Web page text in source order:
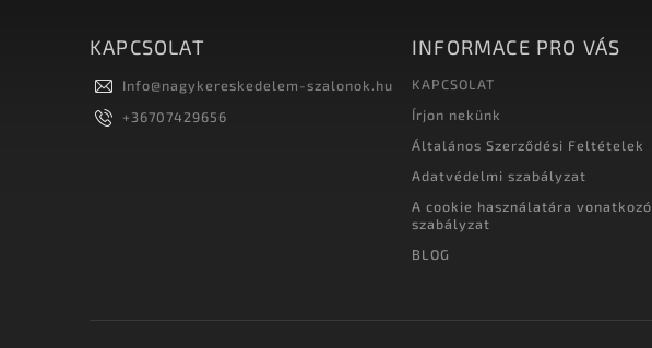
KAPCSOLAT
Info@nagykereskedelem-szalonok.hu
+36707429656
INFORMACE PRO VÁS
KAPCSOLAT
Írjon nekünk
Általános Szerződési Feltételek
Adatvédelmi szabályzat
A cookie használatára vonatkozó
szabályzat
BLOG